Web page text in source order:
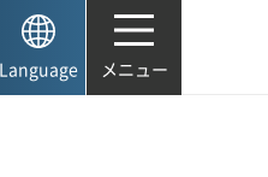
Language メニュー